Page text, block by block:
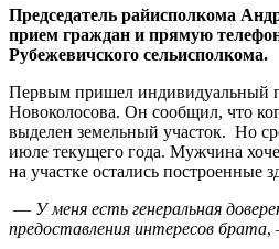
Председатель райисполкома
прием граждан и прямую
Рубежевичского сельисполкома.
Первым пришел индивидуальный
Новоколосова. Он сообщил, что
выделен земельный участок. Но
июле текущего года. Мужчина
на участке остались построенные
— У меня есть генеральная
предоставления интересов брата,